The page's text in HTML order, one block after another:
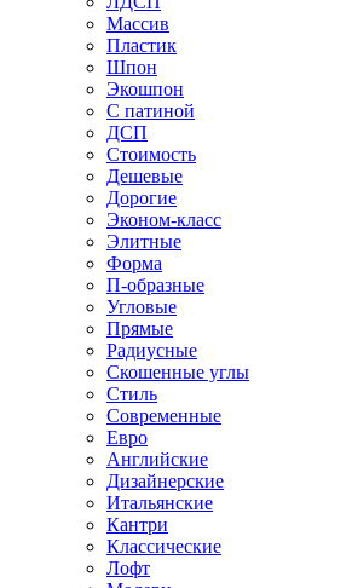
Массив
Пластик
Шпон
Экошпон
С патиной
ДСП
Стоимость
Дешевые
Дорогие
Эконом-класс
Элитные
Форма
П-образные
Угловые
Прямые
Радиусные
Скошенные углы
Стиль
Современные
Евро
Английские
Дизайнерские
Итальянские
Кантри
Классические
Лофт